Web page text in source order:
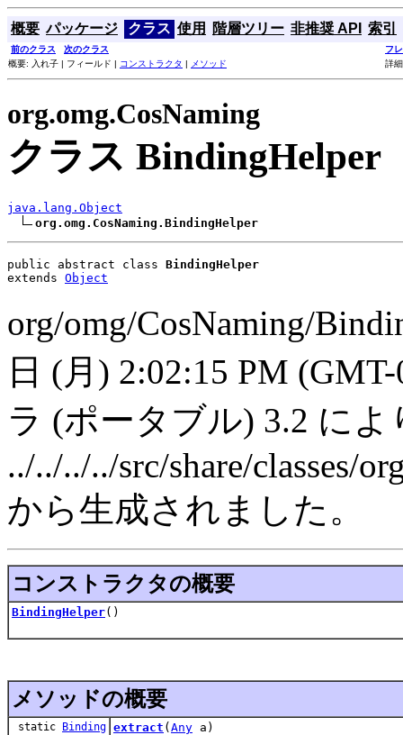
概要 パッケージ クラス 使用 階層ツリー 非推奨 API 索引
前のクラス 次のクラス
フ
概要: 入れ子 | フィールド | コンストラクタ | メソッド 詳
org.omg.CosNaming
クラス BindingHelper
java.lang.Object
org.omg.CosNaming.BindingHelper
public abstract class BindingHelper
extends Object
org/omg/CosNaming/
日 (月) 2:02:15 PM
ラ (ポータブル) 3.2 によ
../../../../src/share/classes/
から生成されました。
コンストラクタの概要
BindingHelper()
メソッドの概要
static Binding extract ( Any a)